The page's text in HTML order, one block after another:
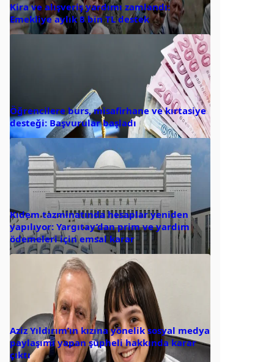
Kira ve alışveriş yardımı zamlandı:
Emekliye aylık 8 bin TL destek
Öğrencilere burs, misafirhane ve kırtasiye
desteği: Başvurular başladı
Kıdem tazminatında hesaplar yeniden
yapılıyor: Yargıtay’dan prim ve yardım
ödemeleri için emsal karar
Aziz Yıldırım’ın kızına yönelik sosyal medya
paylaşımı yapan şüpheli hakkında karar
çıktı